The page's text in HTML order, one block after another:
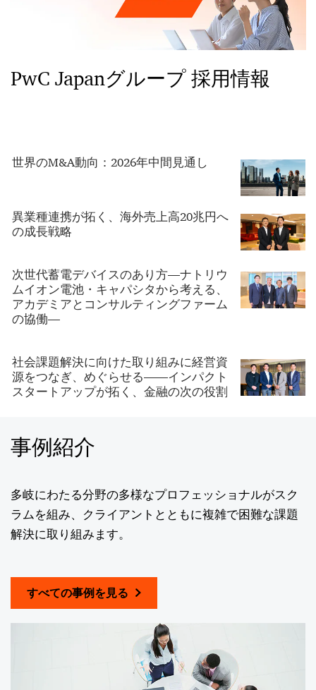
PwC Japanグループ 採用情報
世界のM&A動向：2026年中間見通し
異業種連携が拓く、海外売上高20兆円へ
の成長戦略
次世代蓄電デバイスのあり方―ナトリウ
ムイオン電池・キャパシタから考える、
アカデミアとコンサルティングファーム
の協働―
社会課題解決に向けた取り組みに経営資
源をつなぎ、めぐらせる――インパクト
スタートアップが拓く、金融の次の役割
事例紹介
多岐にわたる分野の多様なプロフェッショナルがスク
ラムを組み、クライアントとともに複雑で困難な課題
解決に取り組みます。
すべての事例を見る